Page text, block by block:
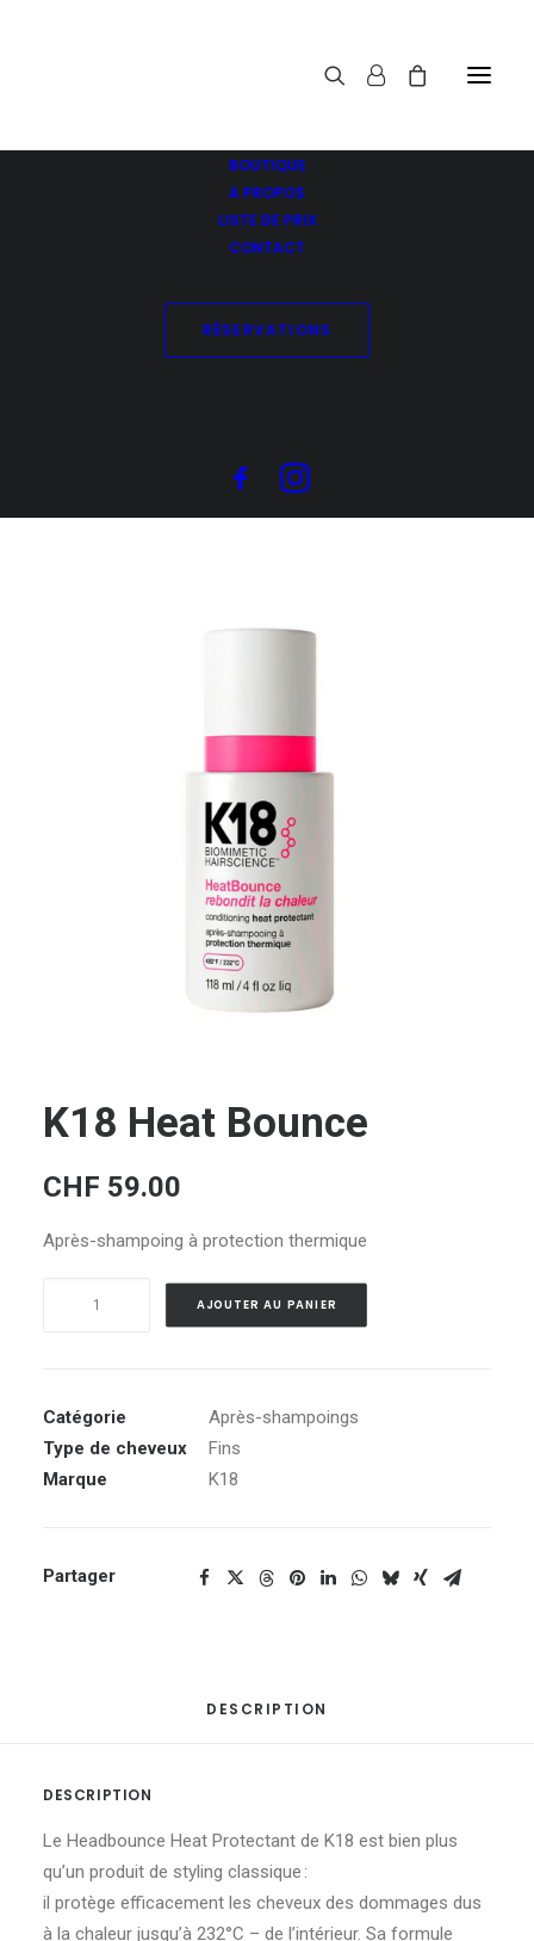
BOUTIQUE
A PROPOS
LISTE DE PRIX
CONTACT
RÉSERVATIONS
Accueil K18 Heat Bounce
K18 Heat Bounce
CHF 59.00
Après-shampoing à protection thermique
Bounce
AJOUTER AU PANIER
Catégorie
Après-shampoings
Type de cheveux
Fins
Marque
K18
Partager
DESCRIPTION
DESCRIPTION
Le Headbounce Heat Protectant de K18 est bien plus
qu’un produit de styling classique :
il protège efficacement les cheveux des dommages dus
à la chaleur jusqu’à 232°C – de l’intérieur. Sa formule